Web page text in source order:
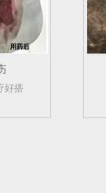
好搭